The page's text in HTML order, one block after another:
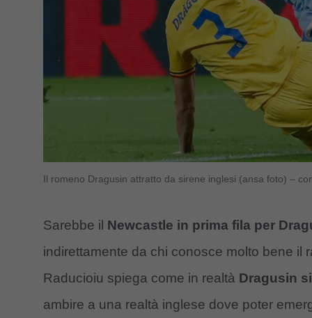
Il romeno Dragusin attratto da sirene inglesi (ansa foto) –
Sarebbe il Newcastle in prima fila per
indirettamente da chi conosce molto bene il
Raducioiu spiega come in realtà Dragusin
ambire a una realtà inglese dove poter